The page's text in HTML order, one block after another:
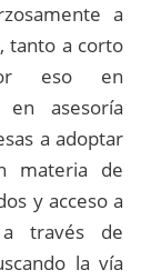
a
tanto a corto
eso en
asesoría
a adoptar
materia de
y acceso a
a través de
la vía